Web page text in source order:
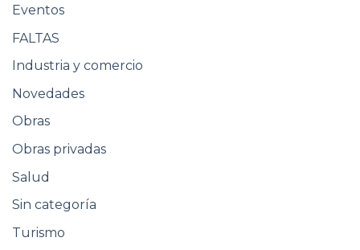
Eventos
FALTAS
Industria y comercio
Novedades
Obras
Obras privadas
Salud
Sin categoría
Turismo